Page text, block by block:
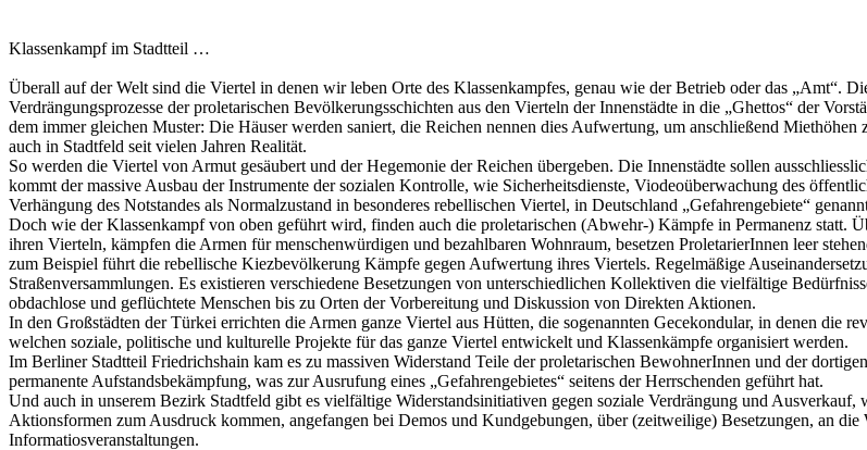
Klassenkampf im Stadtteil …
Überall auf der Welt sind die Viertel in denen wir leben Orte des Klassenkampfes, genau wie der Betrieb oder das „Amt“.
Verdrängungsprozesse der proletarischen Bevölkerungsschichten aus den Vierteln der Innenstädte in die „Ghettos“ der
dem immer gleichen Muster: Die Häuser werden saniert, die Reichen nennen dies Aufwertung, um anschließend
auch in Stadtfeld seit vielen Jahren Realität.
So werden die Viertel von Armut gesäubert und der Hegemonie der Reichen übergeben. Die Innenstädte sollen
kommt der massive Ausbau der Instrumente der sozialen Kontrolle, wie Sicherheitsdienste, Viodeoüberwachung des
Verhängung des Notstandes als Normalzustand in besonderes rebellischen Viertel, in Deutschland „Gefahrengebiete“
Doch wie der Klassenkampf von oben geführt wird, finden auch die proletarischen (Abwehr-) Kämpfe in Permanenz statt.
ihren Vierteln, kämpfen die Armen für menschenwürdigen und bezahlbaren Wohnraum, besetzen ProletarierInnen leer
zum Beispiel führt die rebellische Kiezbevölkerung Kämpfe gegen Aufwertung ihres Viertels. Regelmäßige
Straßenversammlungen. Es existieren verschiedene Besetzungen von unterschiedlichen Kollektiven die vielfältige
obdachlose und geflüchtete Menschen bis zu Orten der Vorbereitung und Diskussion von Direkten Aktionen.
In den Großstädten der Türkei errichten die Armen ganze Viertel aus Hütten, die sogenannten Gecekondular, in denen die
welchen soziale, politische und kulturelle Projekte für das ganze Viertel entwickelt und Klassenkämpfe organisiert werden.
Im Berliner Stadtteil Friedrichshain kam es zu massiven Widerstand Teile der proletarischen BewohnerInnen und der
permanente Aufstandsbekämpfung, was zur Ausrufung eines „Gefahrengebietes“ seitens der Herrschenden geführt hat.
Und auch in unserem Bezirk Stadtfeld gibt es vielfältige Widerstandsinitiativen gegen soziale Verdrängung und
Aktionsformen zum Ausdruck kommen, angefangen bei Demos und Kundgebungen, über (zeitweilige) Besetzungen, an
Informatiosveranstaltungen.